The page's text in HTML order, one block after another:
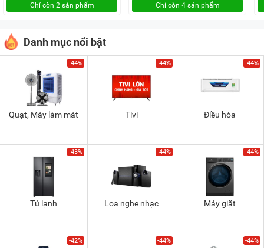
Chỉ còn 2 sản phẩm Chỉ còn 4 sản phẩm
Danh mục nổi bật
-44%
Quạt, Máy làm mát
-44%
Tivi
-44%
Điều hòa
-43%
Tủ lạnh
-44%
Loa nghe nhạc
-44%
Máy giặt
-42% -44% -44%